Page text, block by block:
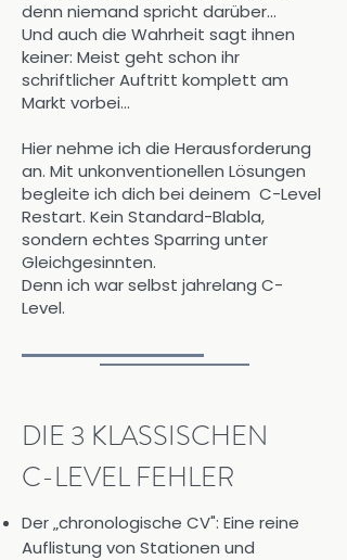
denn niemand spricht darüber...
Und auch die Wahrheit sagt ihnen
keiner: Meist geht schon ihr
schriftlicher Auftritt komplett am
Markt vorbei...
Hier nehme ich die Herausforderung
an. Mit unkonventionellen Lösungen
begleite ich dich bei deinem C-Level
Restart. Kein Standard-Blabla,
sondern echtes Sparring unter
Gleichgesinnten.
Denn ich war selbst jahrelang C-
Level.
DIE 3 KLASSISCHEN
C-LEVEL FEHLER
Der „chronologische CV": Eine reine
Auflistung von Stationen und